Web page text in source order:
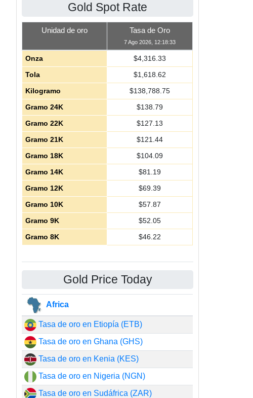
Gold Spot Rate
Unidad de oro Tasa de Oro
7 Ago 2026, 12:18:33
Onza $4,316.33
Tola
$1,618.62
Kilogramo
$138,788.75
Gramo 24K
$138.79
Gramo 22K
$127.13
Gramo 21K
$121.44
Gramo 18K
$104.09
Gramo 14K
$81.19
Gramo 12K
$69.39
Gramo 10K
$57.87
Gramo 9K
$52.05
Gramo 8K
$46.22
Gold Price Today
Africa
Tasa de oro en Etiopía (ETB)
Tasa de oro en Ghana (GHS)
Tasa de oro en Kenia (KES)
Tasa de oro en Nigeria (NGN)
Tasa de oro en Sudáfrica (ZAR)